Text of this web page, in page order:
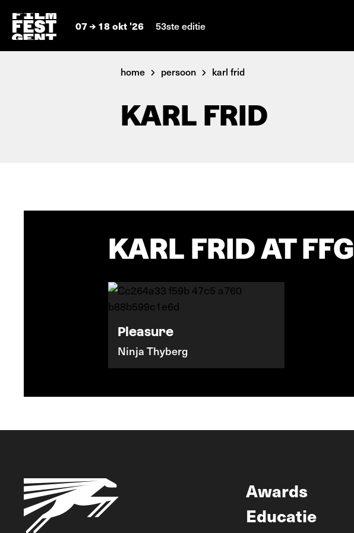
07 18 okt '26 53ste editie
home persoon karl frid
KARL FRID
KARL FRID AT FFG
Pleasure
Ninja Thyberg
Awards
Educatie